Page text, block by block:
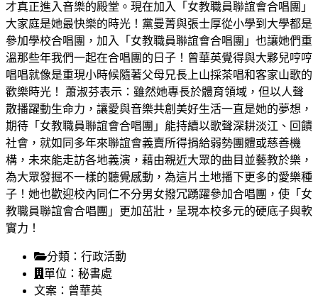
才真正進入音樂的殿堂。現在加入「女教職員聯誼會合唱團」
大家庭是她最快樂的時光！黨曼菁與張士厚從小學到大學都是
參加學校合唱團，加入「女教職員聯誼會合唱團」也讓她們重
溫那些年我們一起在合唱團的日子！曾華英覺得與大夥兒哼哼
唱唱就像是重現小時候隨著父母兄長上山採茶唱和客家山歌的
歡樂時光！ 蕭淑芬表示：雖然她專長於體育領域，但以人聲
散播躍動生命力，讓愛與音樂共創美好生活一直是她的夢想，
期待「女教職員聯誼會合唱團」能持續以歌聲深耕淡江、回饋
社會，就如同多年來聯誼會義賣所得捐給弱勢團體或慈善機
構，未來能走訪各地義演，藉由親近大眾的曲目並藝教於樂，
為大眾發掘不一樣的聽覺感動，為這片土地播下更多的愛樂種
子！她也歡迎校內同仁不分男女撥冗踴躍參加合唱團，使「女
教職員聯誼會合唱團」更加茁壯，呈現本校多元的硬底子與軟
實力！
分類： 行政活動
單位： 秘書處
文案： 曾華英